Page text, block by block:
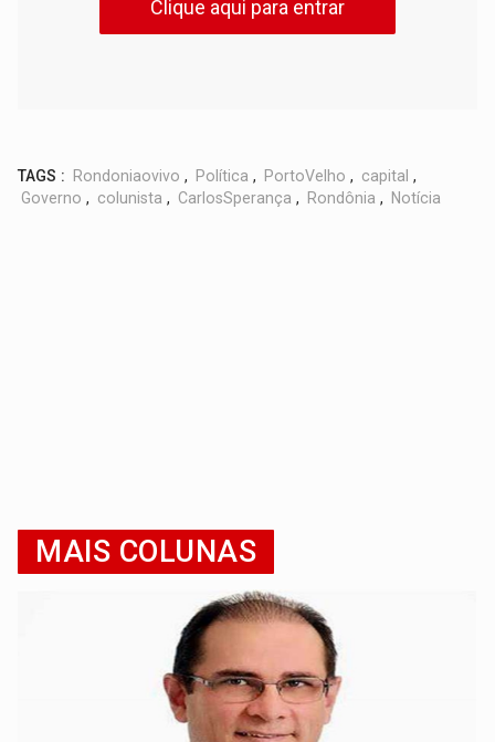
Clique aqui para entrar
TAGS : Rondoniaovivo , Política , PortoVelho , capital ,
Governo , colunista , CarlosSperança , Rondônia , Notícia
MAIS COLUNAS